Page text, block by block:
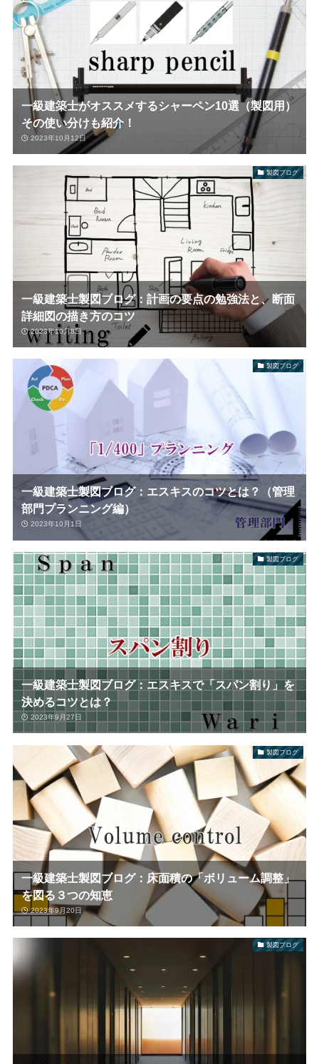
一級建築士がオススメするシャーペン10選（製図用）
その使い分けも紹介！
2023年10月12日
製図ブログ
一級建築士製図ブログ：計画の要点の勉強法と、断面
詳細図の描き方のコツ
2023年10月8日
製図ブログ
一級建築士製図ブログ：エスキスのコツとは？（管理
部門プランニング編）
2023年10月1日
製図ブログ
一級建築士製図ブログ：エスキスで「スパン割り」を
決めるコツとは？
2023年9月27日
製図ブログ
一級建築士製図ブログ：床面積の「ボリューム調整」
を図る３つの知恵
2023年9月20日
製図ブログ